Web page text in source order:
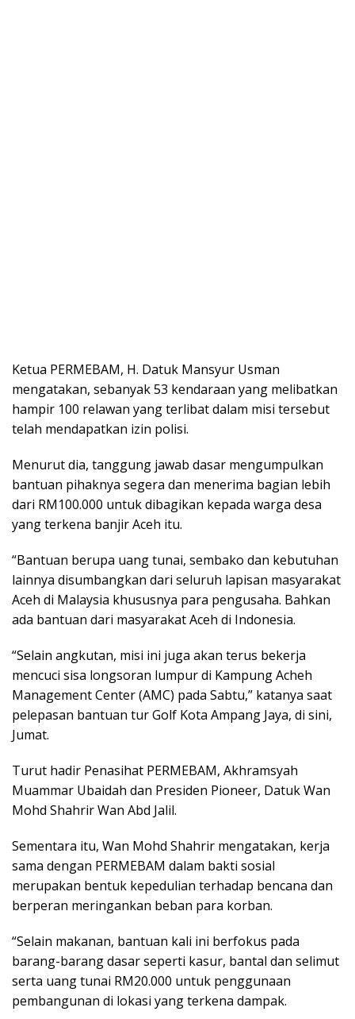
Ketua PERMEBAM, H. Datuk Mansyur Usman
mengatakan, sebanyak 53 kendaraan yang melibatkan
hampir 100 relawan yang terlibat dalam misi tersebut
telah mendapatkan izin polisi.
Menurut dia, tanggung jawab dasar mengumpulkan
bantuan pihaknya segera dan menerima bagian lebih
dari RM100.000 untuk dibagikan kepada warga desa
yang terkena banjir Aceh itu.
“Bantuan berupa uang tunai, sembako dan kebutuhan
lainnya disumbangkan dari seluruh lapisan masyarakat
Aceh di Malaysia khususnya para pengusaha. Bahkan
ada bantuan dari masyarakat Aceh di Indonesia.
“Selain angkutan, misi ini juga akan terus bekerja
mencuci sisa longsoran lumpur di Kampung Acheh
Management Center (AMC) pada Sabtu,” katanya saat
pelepasan bantuan tur Golf Kota Ampang Jaya, di sini,
Jumat.
Turut hadir Penasihat PERMEBAM, Akhramsyah
Muammar Ubaidah dan Presiden Pioneer, Datuk Wan
Mohd Shahrir Wan Abd Jalil.
Sementara itu, Wan Mohd Shahrir mengatakan, kerja
sama dengan PERMEBAM dalam bakti sosial
merupakan bentuk kepedulian terhadap bencana dan
berperan meringankan beban para korban.
“Selain makanan, bantuan kali ini berfokus pada
barang-barang dasar seperti kasur, bantal dan selimut
serta uang tunai RM20.000 untuk penggunaan
pembangunan di lokasi yang terkena dampak.